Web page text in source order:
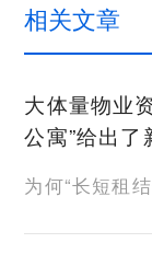
相关文章
大体量物业
公寓”给出了
为何“长短租